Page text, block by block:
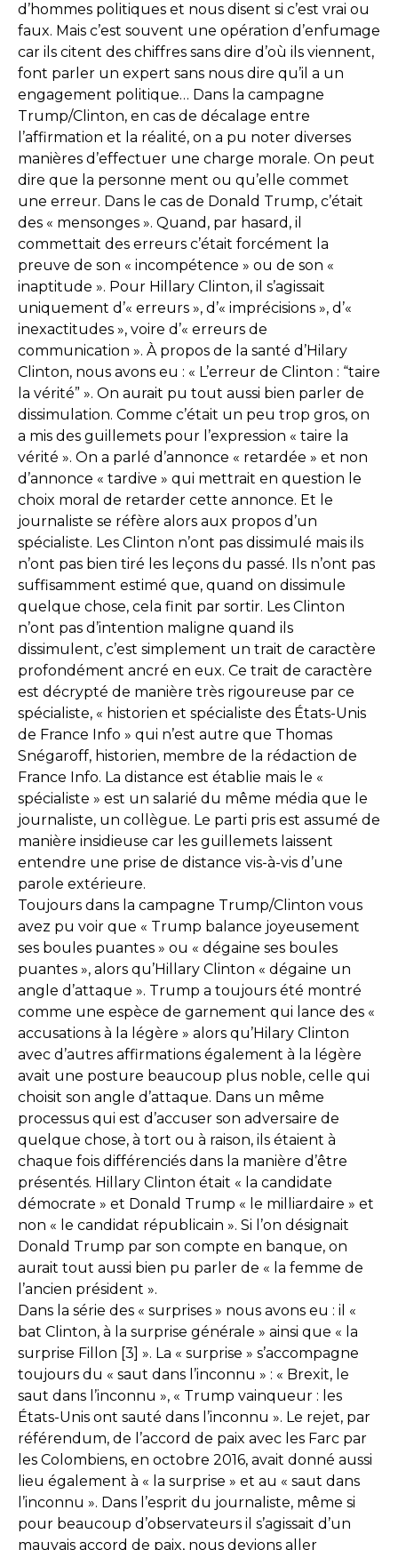
d’hommes politiques et nous disent si c’est vrai ou
faux. Mais c’est souvent une opération d’enfumage
car ils citent des chiffres sans dire d’où ils viennent,
font parler un expert sans nous dire qu’il a un
engagement politique… Dans la campagne
Trump/Clinton, en cas de décalage entre
l’affirmation et la réalité, on a pu noter diverses
manières d’effectuer une charge morale. On peut
dire que la personne ment ou qu’elle commet
une erreur. Dans le cas de Donald Trump, c’était
des « mensonges ». Quand, par hasard, il
commettait des erreurs c’était forcément la
preuve de son « incompétence » ou de son «
inaptitude ». Pour Hillary Clinton, il s’agissait
uniquement d’« erreurs », d’« imprécisions », d’«
inexactitudes », voire d’« erreurs de
communication ». À propos de la santé d’Hilary
Clinton, nous avons eu : « L’erreur de Clinton : “taire
la vérité” ». On aurait pu tout aussi bien parler de
dissimulation. Comme c’était un peu trop gros, on
a mis des guillemets pour l’expression « taire la
vérité ». On a parlé d’annonce « retardée » et non
d’annonce « tardive » qui mettrait en question le
choix moral de retarder cette annonce. Et le
journaliste se réfère alors aux propos d’un
spécialiste. Les Clinton n’ont pas dissimulé mais ils
n’ont pas bien tiré les leçons du passé. Ils n’ont pas
suffisamment estimé que, quand on dissimule
quelque chose, cela finit par sortir. Les Clinton
n’ont pas d’intention maligne quand ils
dissimulent, c’est simplement un trait de caractère
profondément ancré en eux. Ce trait de caractère
est décrypté de manière très rigoureuse par ce
spécialiste, « historien et spécialiste des États-Unis
de France Info » qui n’est autre que Thomas
Snégaroff, historien, membre de la rédaction de
France Info. La distance est établie mais le «
spécialiste » est un salarié du même média que le
journaliste, un collègue. Le parti pris est assumé de
manière insidieuse car les guillemets laissent
entendre une prise de distance vis-à-vis d’une
parole extérieure.
Toujours dans la campagne Trump/Clinton vous
avez pu voir que « Trump balance joyeusement
ses boules puantes » ou « dégaine ses boules
puantes », alors qu’Hillary Clinton « dégaine un
angle d’attaque ». Trump a toujours été montré
comme une espèce de garnement qui lance des «
accusations à la légère » alors qu’Hilary Clinton
avec d’autres affirmations également à la légère
avait une posture beaucoup plus noble, celle qui
choisit son angle d’attaque. Dans un même
processus qui est d’accuser son adversaire de
quelque chose, à tort ou à raison, ils étaient à
chaque fois différenciés dans la manière d’être
présentés. Hillary Clinton était « la candidate
démocrate » et Donald Trump « le milliardaire » et
non « le candidat républicain ». Si l’on désignait
Donald Trump par son compte en banque, on
aurait tout aussi bien pu parler de « la femme de
l’ancien président ».
Dans la série des « surprises » nous avons eu : il «
bat Clinton, à la surprise générale » ainsi que « la
surprise Fillon [3] ». La « surprise » s’accompagne
toujours du « saut dans l’inconnu » : « Brexit, le
saut dans l’inconnu », « Trump vainqueur : les
États-Unis ont sauté dans l’inconnu ». Le rejet, par
référendum, de l’accord de paix avec les Farc par
les Colombiens, en octobre 2016, avait donné aussi
lieu également à « la surprise » et au « saut dans
l’inconnu ». Dans l’esprit du journaliste, même si
pour beaucoup d’observateurs il s’agissait d’un
mauvais accord de paix, nous devions aller